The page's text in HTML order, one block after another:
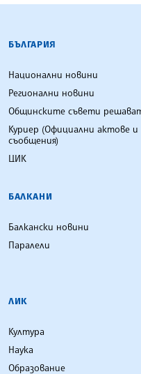
БЪЛГАРСКА
БЪЛГАРИЯ
Национални новини
Регионални новини
Общинските съвети
Куриер (Официални актове и
съобщения)
ЦИК
БАЛКАНИ
Балкански новини
Паралели
ЛИК
Култура
Наука
Образование